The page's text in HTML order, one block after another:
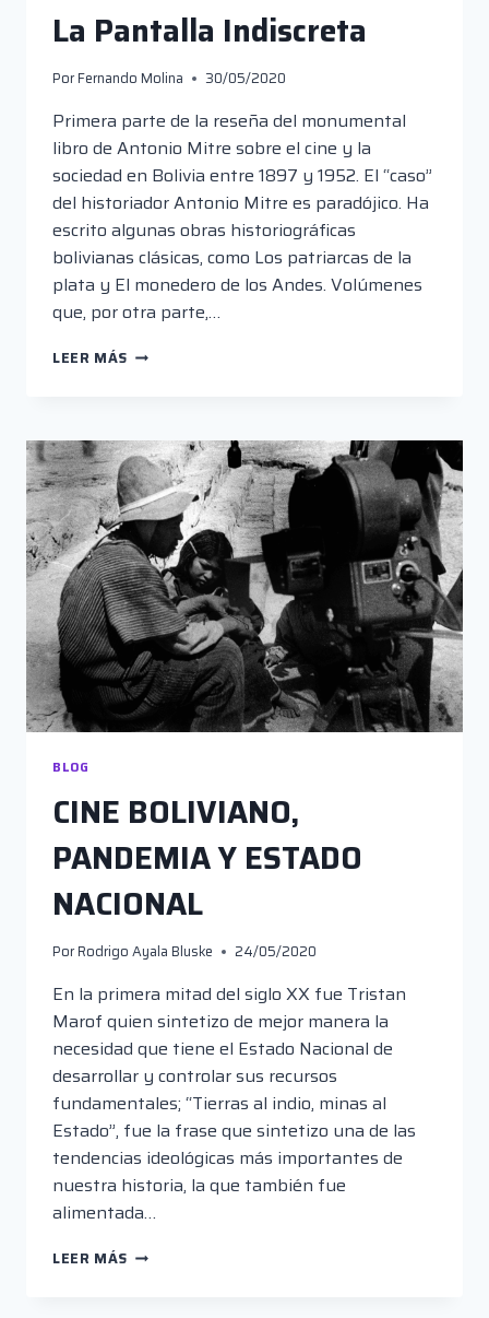
La Pantalla Indiscreta
PorFernando Molina 30/05/2020
Primera parte de la reseña del monumental
libro de Antonio Mitre sobre el cine y la
sociedad en Bolivia entre 1897 y 1952. El “caso”
del historiador Antonio Mitre es paradójico. Ha
escrito algunas obras historiográficas
bolivianas clásicas, como Los patriarcas de la
plata y El monedero de los Andes. Volúmenes
que, por otra parte,…
LEER MÁS LA
BLOG
CINE BOLIVIANO,
PANDEMIA Y ESTADO
NACIONAL
PorRodrigo Ayala Bluske 24/05/2020
En la primera mitad del siglo XX fue Tristan
Marof quien sintetizo de mejor manera la
necesidad que tiene el Estado Nacional de
desarrollar y controlar sus recursos
fundamentales; “Tierras al indio, minas al
Estado”, fue la frase que sintetizo una de las
tendencias ideológicas más importantes de
nuestra historia, la que también fue
alimentada…
LEER MÁS CINE